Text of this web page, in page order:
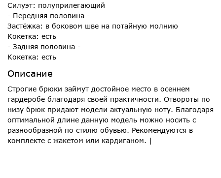
Силуэт: полуприлегающий
- Передняя половина -
Застёжка: в боковом шве на потайную молнию
Кокетка: есть
- Задняя половина -
Кокетка: есть
Описание
Строгие брюки займут достойное место в осеннем
гардеробе благодаря своей практичности. Отвороты по
низу брюк придают модели актуальную ноту. Благодаря
оптимальной длине данную модель можно носить с
разнообразной по стилю обувью. Рекомендуются в
комплекте с жакетом или кардиганом. |